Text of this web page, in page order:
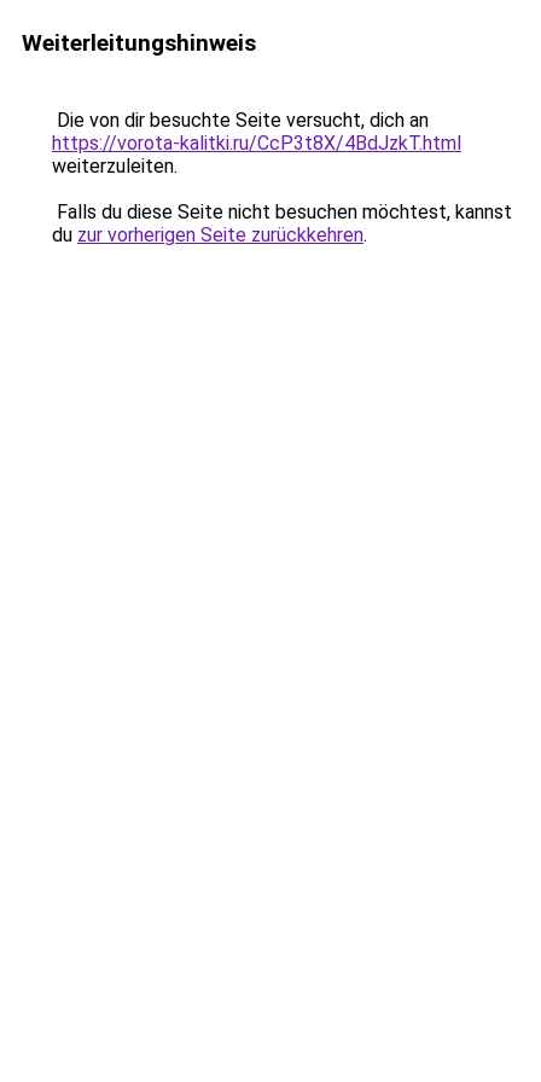
Weiterleitungshinweis
Die von dir besuchte Seite versucht, dich an
https://vorota-kalitki.ru/CcP3t8X/4BdJzkT.html
weiterzuleiten.
Falls du diese Seite nicht besuchen möchtest, kannst
du zur vorherigen Seite zurückkehren.